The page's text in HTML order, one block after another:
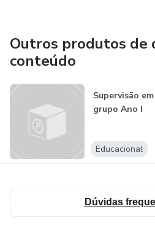
Outros produtos de
conteúdo
Supervisão em
grupo Ano I
Educacional
Dúvidas